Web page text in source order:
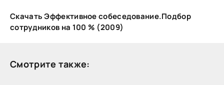
Скачать Эффективное собеседование.Подбор
сотрудников на 100 % (2009)
Смотрите также: